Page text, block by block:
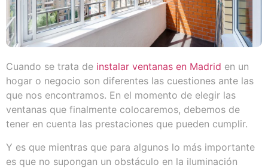
Cuando se trata de instalar ventanas en Madrid en un
hogar o negocio son diferentes las cuestiones ante las
que nos encontramos. En el momento de elegir las
ventanas que finalmente colocaremos, debemos de
tener en cuenta las prestaciones que pueden cumplir.
Y es que mientras que para algunos lo más importante
es que no supongan un obstáculo en la iluminación